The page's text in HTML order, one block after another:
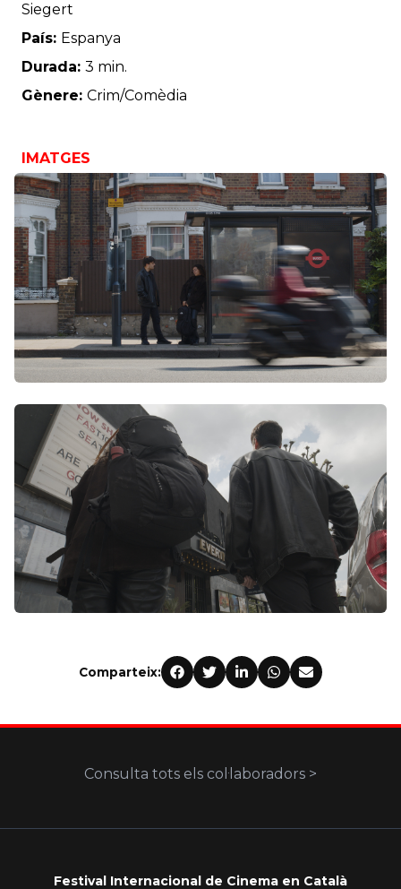
Siegert
País: Espanya
Durada: 3 min.
Gènere: Crim/Comèdia
IMATGES
Comparteix:
Consulta tots els col·laboradors >
Festival Internacional de Cinema en Català